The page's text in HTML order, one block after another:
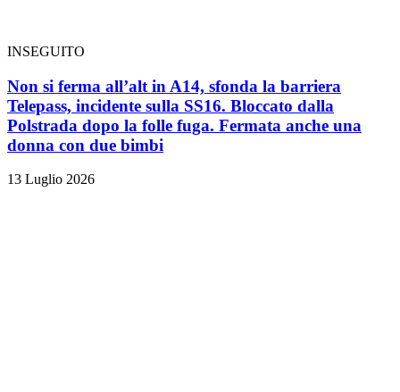
INSEGUITO
Non si ferma all’alt in A14, sfonda la barriera
Telepass, incidente sulla SS16. Bloccato dalla
Polstrada dopo la folle fuga. Fermata anche una
donna con due bimbi
13 Luglio 2026